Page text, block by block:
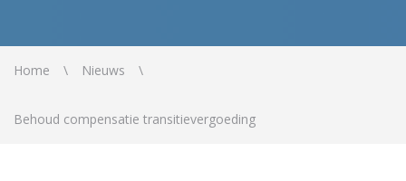
Home Nieuws
Behoud compensatie transitievergoeding